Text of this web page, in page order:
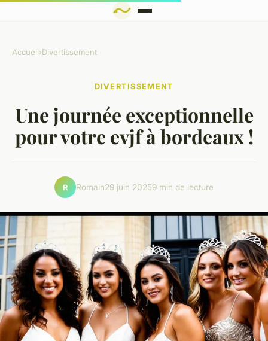
Accueil›Divertissement
DIVERTISSEMENT
Une journée exceptionnelle
pour votre evjf à bordeaux !
R Romain29 juin 20259 min de lecture